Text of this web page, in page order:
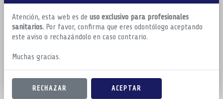
Atención, esta web es de uso exclusivo para profesionales
sanitarios. Por favor, confirma que eres odontólogo aceptando
este aviso o rechazándolo en caso contrario.
Muchas gracias.
RECHAZAR ACEPTAR